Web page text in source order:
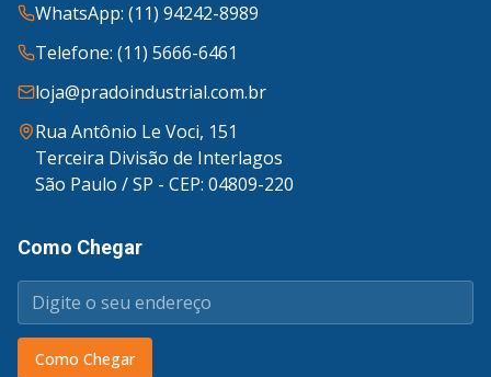
WhatsApp: (11) 94242-8989
Telefone: (11) 5666-6461
loja@pradoindustrial.com.br
Rua Antônio Le Voci, 151
Terceira Divisão de Interlagos
São Paulo / SP - CEP: 04809-220
Como Chegar
Como Chegar